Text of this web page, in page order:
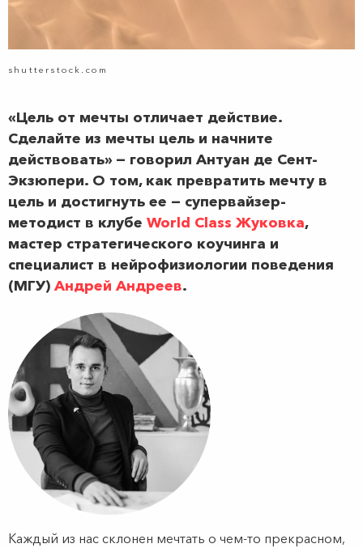
shutterstock.com
«Цель от мечты отличает действие.
Сделайте из мечты цель и начните
действовать» — говорил Антуан де Сент-
Экзюпери. О том, как превратить мечту в
цель и достигнуть ее — супервайзер-
методист в клубе World Class Жуковка,
мастер стратегического коучинга и
специалист в нейрофизиологии поведения
(МГУ) Андрей Андреев.
Каждый из нас склонен мечтать о чем-то прекрасном,